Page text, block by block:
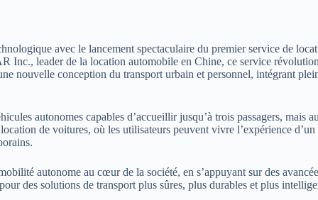
avec le lancement spectaculaire du premier service de
Inc., leader de la location automobile en Chine, ce service
nouvelle conception du transport urbain et personnel, intégrant
autonomes capables d’accueillir jusqu’à trois passagers,
de voitures, où les utilisateurs peuvent vivre l’expérience
autonome au cœur de la société, en s’appuyant sur des
des solutions de transport plus sûres, plus durables et plus